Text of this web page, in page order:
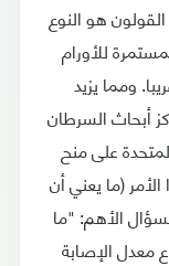
هو النوع
للأورام
ومما يزيد
أبحاث السرطان
على منح
(ما يعني أن
الأهم: "ما
معدل الإصابة